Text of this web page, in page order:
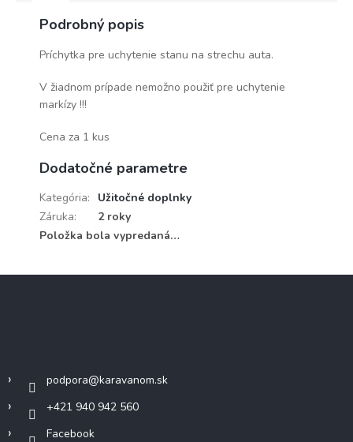
Podrobný popis
Príchytka pre uchytenie stanu na strechu auta.
V žiadnom prípade nemožno použiť pre uchytenie
markízy !!!
Cena za 1 kus
Dodatočné parametre
Kategória:
Užitočné doplnky
Záruka:
2 roky
Položka bola vypredaná…
podpora@karavanom.sk
+421 940 942 560
Facebook